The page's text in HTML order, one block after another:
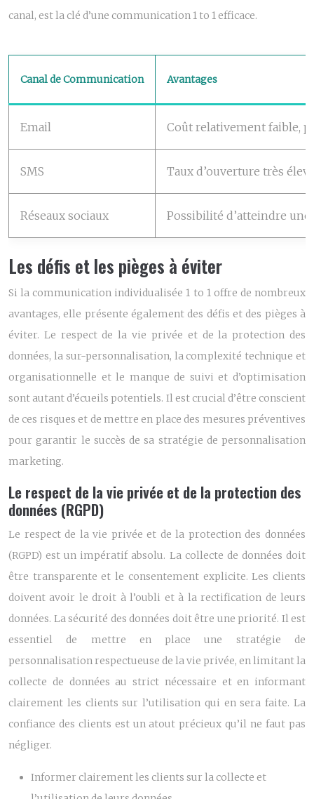
canal, est la clé d’une communication 1 to 1 efficace.
Canal de Communication Avantages
Email Coût relativement faible,
SMS Taux d’ouverture très
Réseaux sociaux Possibilité d’atteindre
Les défis et les pièges à éviter
Si la communication individualisée 1 to 1 offre de nombreux
avantages, elle présente également des défis et des pièges à
éviter. Le respect de la vie privée et de la protection des
données, la sur-personnalisation, la complexité technique et
organisationnelle et le manque de suivi et d’optimisation
sont autant d’écueils potentiels. Il est crucial d’être conscient
de ces risques et de mettre en place des mesures préventives
pour garantir le succès de sa stratégie de personnalisation
marketing.
Le respect de la vie privée et de la protection des
données (RGPD)
Le respect de la vie privée et de la protection des données
(RGPD) est un impératif absolu. La collecte de données doit
être transparente et le consentement explicite. Les clients
doivent avoir le droit à l’oubli et à la rectification de leurs
données. La sécurité des données doit être une priorité. Il est
essentiel de mettre en place une stratégie de
personnalisation respectueuse de la vie privée, en limitant la
collecte de données au strict nécessaire et en informant
clairement les clients sur l’utilisation qui en sera faite. La
confiance des clients est un atout précieux qu’il ne faut pas
négliger.
Informer clairement les clients sur la collecte et